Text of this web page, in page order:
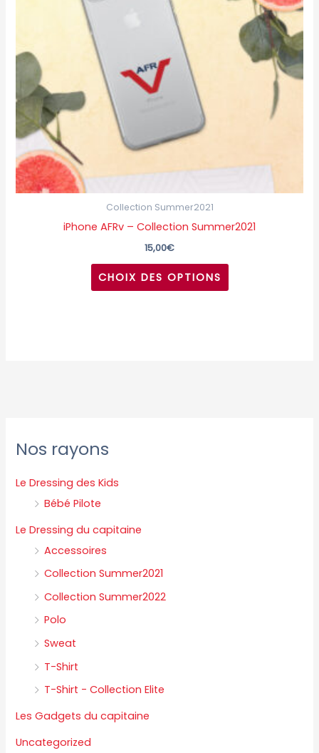
Nos rayons
Le Dressing des Kids
Bébé Pilote
Le Dressing du capitaine
Accessoires
Collection Summer2021
Collection Summer2022
Polo
Sweat
T-Shirt
T-Shirt - Collection Elite
Les Gadgets du capitaine
Uncategorized
Collection Summer2021
iPhone AFRv – Collection Summer2021
15,00€
CHOIX DES OPTIONS
options
peuvent
du